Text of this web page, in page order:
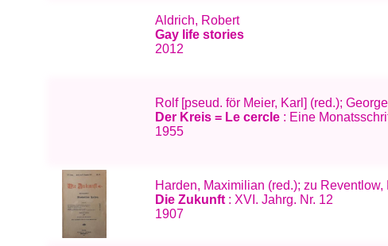
Aldrich, Robert
Gay life stories
2012
Rolf [pseud. för Meier, Karl] (red.);
Der Kreis = Le cercle : Eine
1955
Harden, Maximilian (red.); zu
Die Zukunft : XVI. Jahrg. Nr. 12
1907